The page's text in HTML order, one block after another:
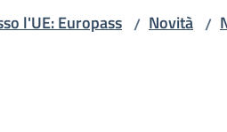
l'UE: Europass / Novità /